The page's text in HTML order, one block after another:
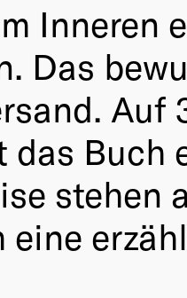
Inneren
Das
Auf
das Buch
stehen